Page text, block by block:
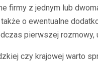
firmy z jednym lub
o ewentualne
pierwszej
czy krajowej warto